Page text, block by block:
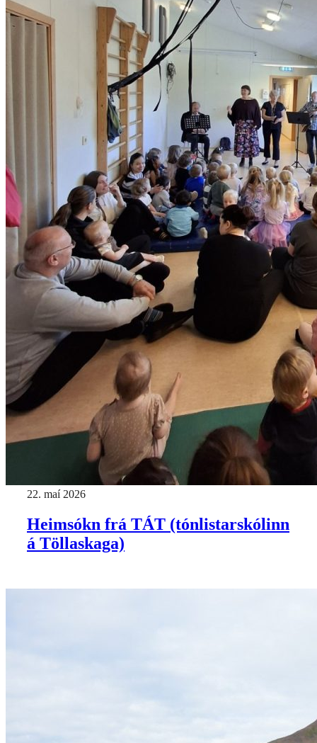
22. maí 2026
Heimsókn frá TÁT (tónlistarskólinn
á Töllaskaga)